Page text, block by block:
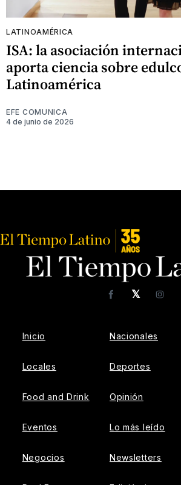
LATINOAMÉRICA
ISA: la asociación
aporta ciencia sobre
Latinoamérica
EFE COMUNICA
4 de junio de 2026
𝕏
Facebook
Inicio
Locales
Food and Drink
Eventos
Negocios
Nacionales
Deportes
Opinión
Lo más leído
Newsletters